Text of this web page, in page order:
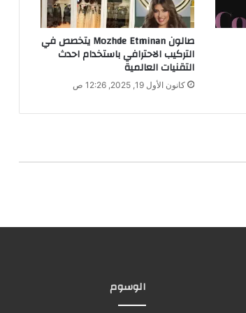
صالون Mozhde Etminan يتخصص في
التركيب الاحترافي باستخدام احدث
التقنيات العالمية
كانون الأول 19, 2025, 12:26 ص
الوسوم